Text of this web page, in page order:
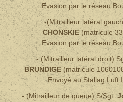
Evasion par le réseau
-(Mitrailleur latéral
CHONSKIE (matricule
Evasion par le réseau
- (Mitrailleur latéral droit)
BRUNDIGE(matricule
Envoyé au Stallag Luft
- (Mitrailleur de queue) S/Sgt.